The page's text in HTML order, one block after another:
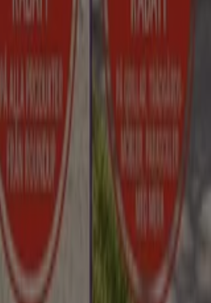
appen
· Shopfully Marketing S.L.U. –
Spain